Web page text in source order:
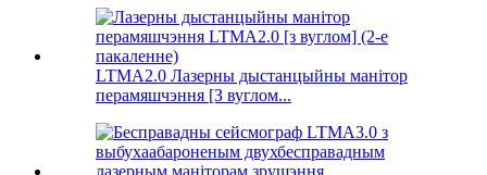
LTMA2.0 Лазерны дыстанцыйны манітор
перамяшчэння [З вуглом...